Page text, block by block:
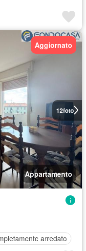
12foto
Aggiornato
Appartamento
arredato